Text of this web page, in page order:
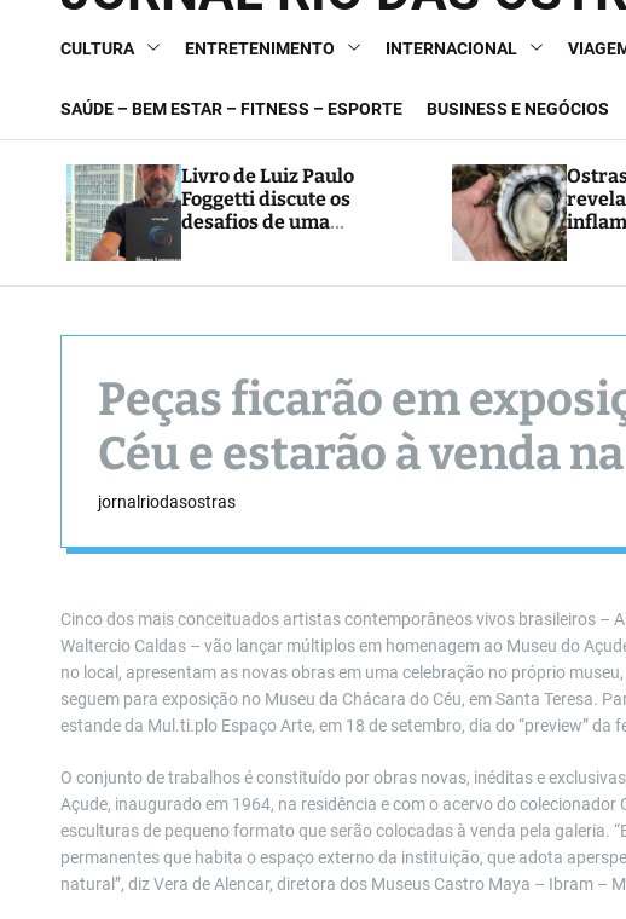
CULTURA ENTRETENIMENTO INTERNACIONAL
SAÚDE – BEM ESTAR – FITNESS – ESPORTE BUSINESS E NEGÓCIOS
Livro de Luiz Paulo
Foggetti discute os
desafios de uma
realidade
abrir
novos
Peças ficarão em
Céu e estarão à venda
jornalriodasostras
Cinco dos mais conceituados artistas contemporâneos vivos brasileiros –
Waltercio Caldas – vão lançar múltiplos em homenagem ao Museu do
no local, apresentam as novas obras em uma celebração no próprio
seguem para exposição no Museu da Chácara do Céu, em Santa Teresa.
estande da Mul.ti.plo Espaço Arte, em 18 de setembro, dia do “preview” da
O conjunto de trabalhos é constituído por obras novas, inéditas e
Açude, inaugurado em 1964, na residência e com o acervo do
esculturas de pequeno formato que serão colocadas à venda pela galeria.
permanentes que habita o espaço externo da instituição, que adota
natural”, diz Vera de Alencar, diretora dos Museus Castro Maya – Ibram –